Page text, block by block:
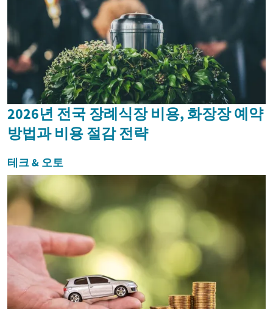
2026년 전국 장례식장 비용, 화장장 예약
방법과 비용 절감 전략
테크 & 오토